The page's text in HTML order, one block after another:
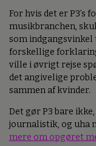
For hvis det er P3’s
musikbranchen,
som indgangsvinkel
forskellige
ville i øvrigt rejse
det angivelige
sammen af kvinder.
Det gør P3 bare
journalistik, og uha
mere om opgøret